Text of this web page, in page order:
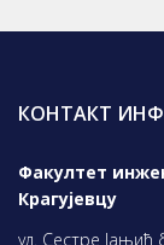
КОНТАКТ
Факултет
Крагујевцу
ул. Сестре Јањић